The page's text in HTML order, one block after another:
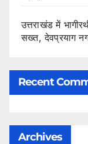
उत्तराखंड में
सख्त, देवप्रयाग
Recent
Archives